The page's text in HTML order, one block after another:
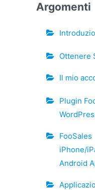
Argomenti
Ottenere
Il mio
Plugin
FooSales
iPhone/
Android